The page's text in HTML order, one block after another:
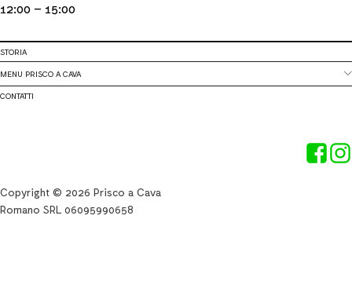
12:00 – 15:00
STORIA
MENU PRISCO A CAVA
CONTATTI
Copyright © 2026 Prisco a Cava
Romano SRL 06095990658